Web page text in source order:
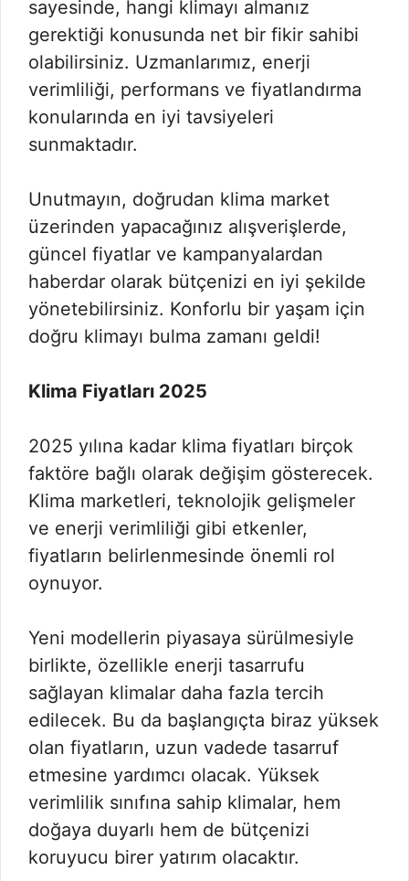
sayesinde, hangi klimayı almanız
gerektiği konusunda net bir fikir sahibi
olabilirsiniz. Uzmanlarımız, enerji
verimliliği, performans ve fiyatlandırma
konularında en iyi tavsiyeleri
sunmaktadır.
Unutmayın, doğrudan klima market
üzerinden yapacağınız alışverişlerde,
güncel fiyatlar ve kampanyalardan
haberdar olarak bütçenizi en iyi şekilde
yönetebilirsiniz. Konforlu bir yaşam için
doğru klimayı bulma zamanı geldi!
Klima Fiyatları 2025
2025 yılına kadar klima fiyatları birçok
faktöre bağlı olarak değişim gösterecek.
Klima marketleri, teknolojik gelişmeler
ve enerji verimliliği gibi etkenler,
fiyatların belirlenmesinde önemli rol
oynuyor.
Yeni modellerin piyasaya sürülmesiyle
birlikte, özellikle enerji tasarrufu
sağlayan klimalar daha fazla tercih
edilecek. Bu da başlangıçta biraz yüksek
olan fiyatların, uzun vadede tasarruf
etmesine yardımcı olacak. Yüksek
verimlilik sınıfına sahip klimalar, hem
doğaya duyarlı hem de bütçenizi
koruyucu birer yatırım olacaktır.